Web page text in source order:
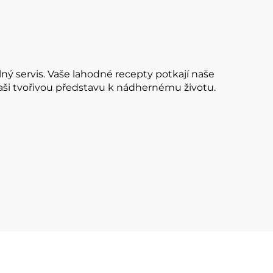
servis. Vaše lahodné recepty potkají naše
tvořivou představu k nádhernému životu.